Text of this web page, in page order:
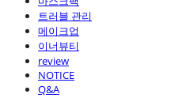
트러블 관리
메이크업
이너뷰티
review
NOTICE
Q&A